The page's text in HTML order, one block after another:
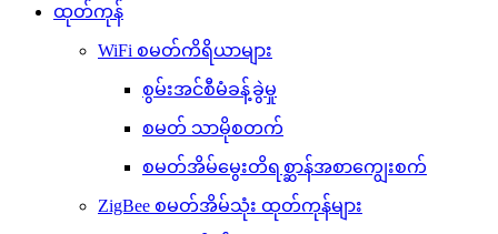
ထုတ်ကုန်
WiFi စမတ်ကိရိယာများ
စွမ်းအင်စီမံခန့်ခွဲမှု
စမတ် သာမိုစတက်
စမတ်အိမ်မွေးတိရစ္ဆာန်အစာကျွေးစက်
ZigBee စမတ်အိမ်သုံး ထုတ်ကုန်များ